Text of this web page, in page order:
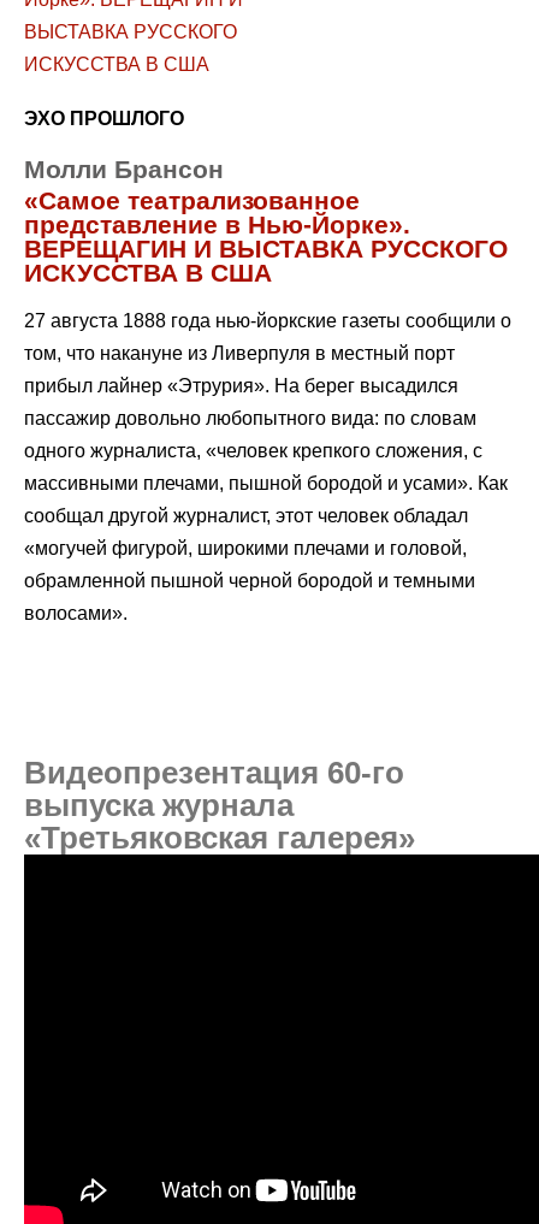
ЭХО ПРОШЛОГО
Молли Брансон
«Самое театрализованное
представление в Нью-Йорке».
ВЕРЕЩАГИН И ВЫСТАВКА РУССКОГО
ИСКУССТВА В США
27 августа 1888 года нью-йоркские газеты сообщили о
том, что накануне из Ливерпуля в местный порт
прибыл лайнер «Этрурия». На берег высадился
пассажир довольно любопытного вида: по словам
одного журналиста, «человек крепкого сложения, с
массивными плечами, пышной бородой и усами». Как
сообщал другой журналист, этот человек обладал
«могучей фигурой, широкими плечами и головой,
обрамленной пышной черной бородой и темными
волосами».
Видеопрезентация 60-го
выпуска журнала
«Третьяковская галерея»